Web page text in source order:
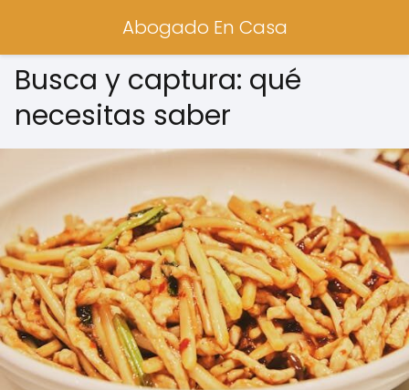
Abogado En Casa
Busca y captura: qué
necesitas saber